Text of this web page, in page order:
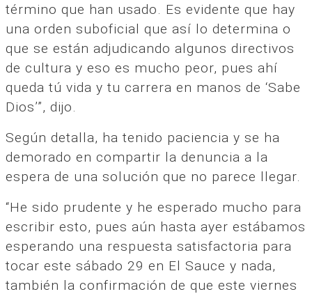
término que han usado. Es evidente que hay
una orden suboficial que así lo determina o
que se están adjudicando algunos directivos
de cultura y eso es mucho peor, pues ahí
queda tú vida y tu carrera en manos de ‘Sabe
Dios’”, dijo.
Según detalla, ha tenido paciencia y se ha
demorado en compartir la denuncia a la
espera de una solución que no parece llegar.
“He sido prudente y he esperado mucho para
escribir esto, pues aún hasta ayer estábamos
esperando una respuesta satisfactoria para
tocar este sábado 29 en El Sauce y nada,
también la confirmación de que este viernes